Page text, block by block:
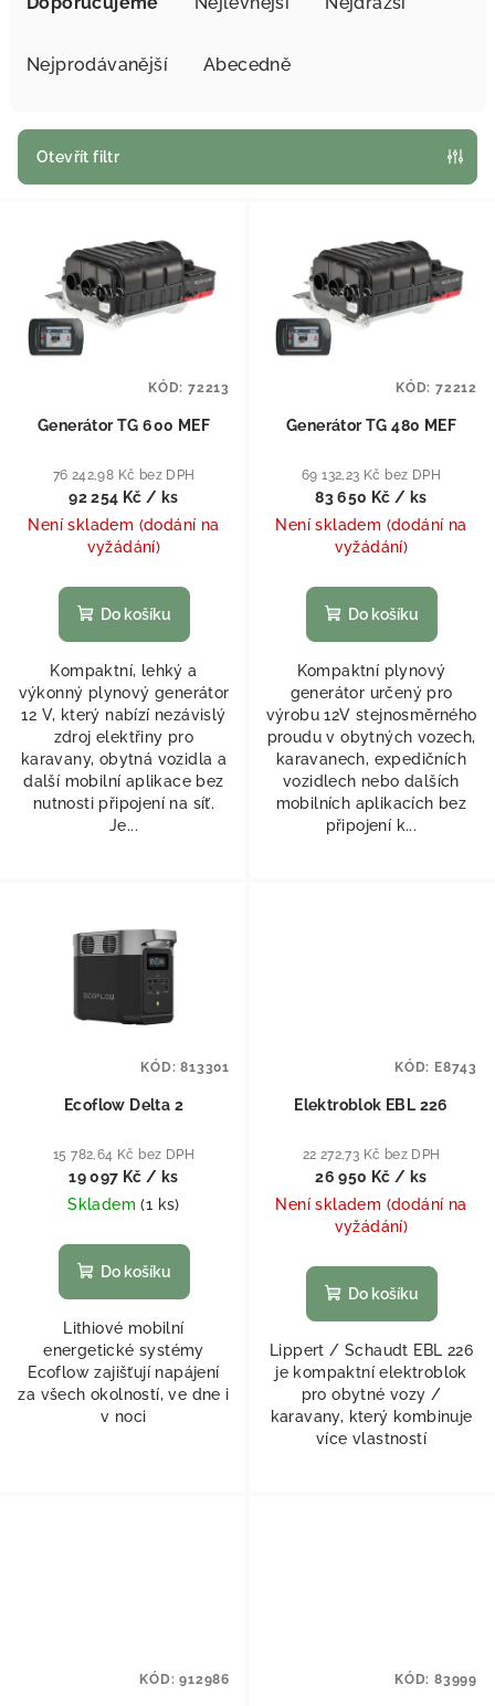
Nejprodávanější Abecedně
Otevřít filtr
Generátor TG 600 MEF
76 242,98 Kč bez DPH
92 254 Kč/ ks
Není skladem (dodání na
vyžádání)
Do košíku
Kompaktní, lehký a
výkonný plynový generátor
12 V, který nabízí nezávislý
zdroj elektřiny pro
karavany, obytná vozidla a
další mobilní aplikace bez
nutnosti připojení na síť.
Je...
KÓD: 72213
Generátor TG 480 MEF
69 132,23 Kč bez DPH
83 650 Kč/ ks
Není skladem (dodání na
vyžádání)
Do košíku
Kompaktní plynový
generátor určený pro
výrobu 12V stejnosměrného
proudu v obytných vozech,
karavanech, expedičních
vozidlech nebo dalších
mobilních aplikacích bez
připojení k...
KÓD: 72212
Ecoflow Delta 2
15 782,64 Kč bez DPH
19 097 Kč / ks
Skladem(1 ks)
Do košíku
Lithiové mobilní
energetické systémy
Ecoflow zajišťují napájení
za všech okolností, ve dne i
v noci
KÓD:813301
Elektroblok EBL 226
22 272,73 Kč bez DPH
26 950 Kč / ks
Není skladem (dodání na
vyžádání)
Do košíku
Lippert / Schaudt EBL 226
je kompaktní elektroblok
pro obytné vozy /
karavany, který kombinuje
více vlastností
KÓD: E8743
KÓD:912986 KÓD: 83999